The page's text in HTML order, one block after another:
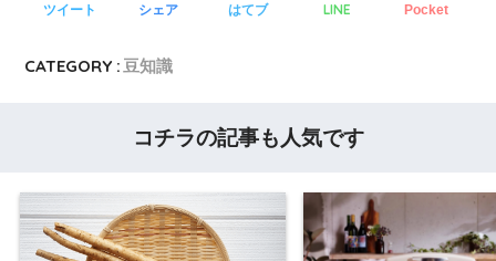
ツイート シェア はてブ LINE Pocket
CATEGORY :豆知識
コチラの記事も人気です